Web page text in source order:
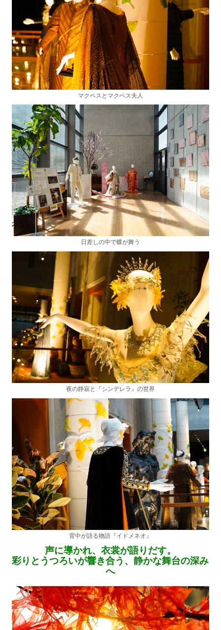
マクベスとマクベス夫人
日差しの中で蝶が舞う
夜の静寂と『シンデレラ』の世界
背中が語る物語『イドメネオ』
声に導かれ、衣裳が語りだす。
彩りとうつろいが響き合う、静かな舞台の深み
へ